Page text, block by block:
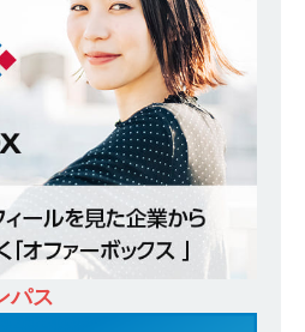
万も目指せる ｜ 年間休日120～125日
リード
体育会積極採用企業
5月14日 ]
【 28卒 ｜ 30分のオンライン
・企業説明会 】 世界最大級の金融サー
関 ｜ BtoBtoCの代理店営業 ｜ 20代で年
万円目指せる ｜ 賞与年4回・年間休日
以上 ｜ ジブラルタ生命
ス